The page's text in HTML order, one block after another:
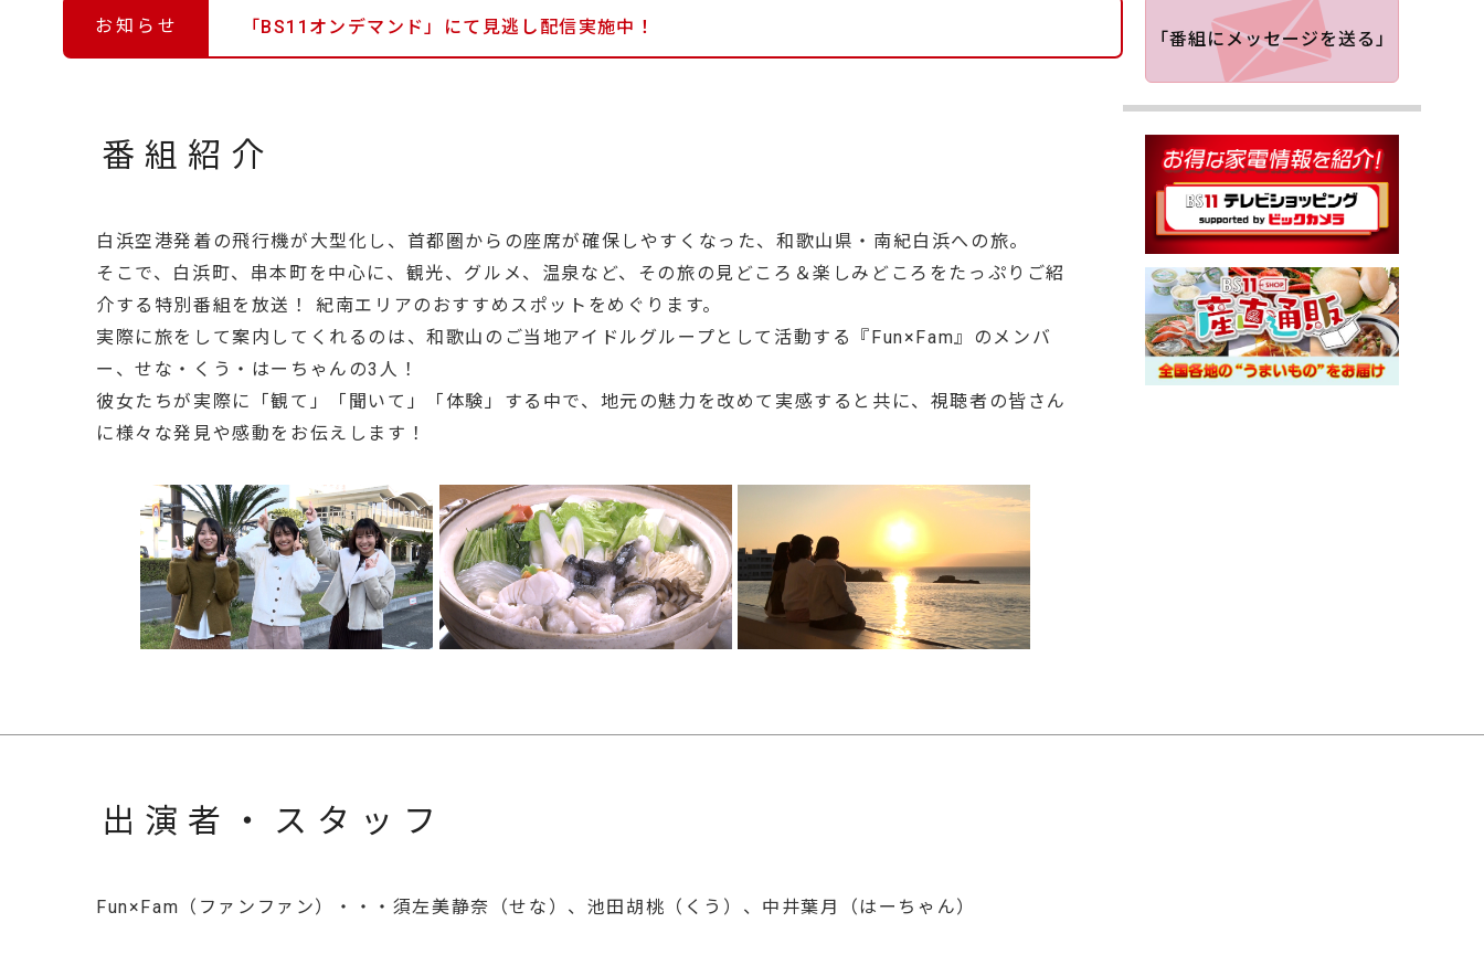
「番組にメッセージを送る」
お知らせ 「BS11オンデマンド」にて見逃し配信実施中！
番組紹介
白浜空港発着の飛行機が大型化し、首都圏からの座席が確保しやすくなった、和歌山県・南紀白浜への旅。
そこで、白浜町、串本町を中心に、観光、グルメ、温泉など、その旅の見どころ＆楽しみどころをたっぷりご紹
介する特別番組を放送！ 紀南エリアのおすすめスポットをめぐります。
実際に旅をして案内してくれるのは、和歌山のご当地アイドルグループとして活動する『Fun×Fam』のメンバ
ー、せな・くう・はーちゃんの3人！
彼女たちが実際に「観て」「聞いて」「体験」する中で、地元の魅力を改めて実感すると共に、視聴者の皆さん
に様々な発見や感動をお伝えします！
出演者・スタッフ
Fun×Fam（ファンファン）・・・須左美静奈（せな）、池田胡桃（くう）、中井葉月（はーちゃん）